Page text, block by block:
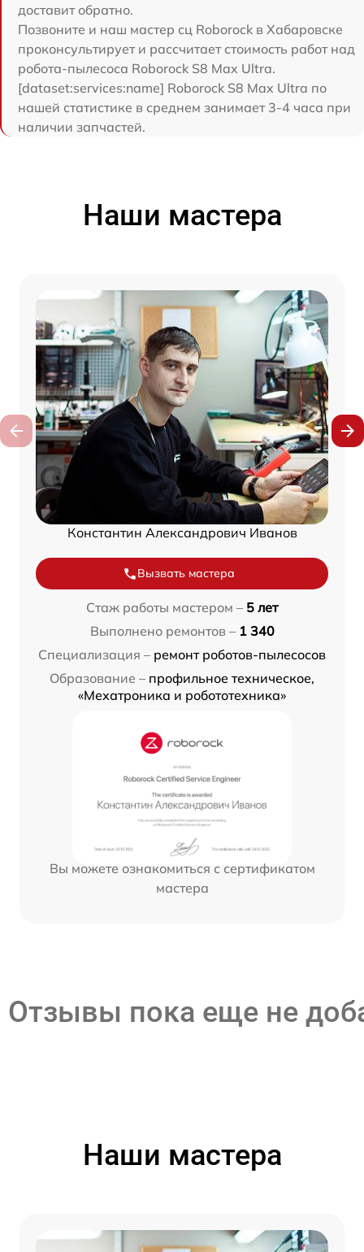
доставит обратно.
Позвоните и наш мастер сц Roborock в Хабаровске
проконсультирует и рассчитает стоимость работ над
робота-пылесоса Roborock S8 Max Ultra.
[dataset:services:name] Roborock S8 Max Ultra по
нашей статистике в среднем занимает 3-4 часа при
наличии запчастей.
Наши мастера
Константин Александрович Иванов
Вызвать мастера
Стаж работы мастером – 5 лет
Выполнено ремонтов – 1 340
Специализация – ремонт роботов-пылесосов
Образование – профильное техническое,
«Мехатроника и робототехника»
Вы можете ознакомиться с сертификатом
мастера
Отзывы пока еще не
Наши мастера